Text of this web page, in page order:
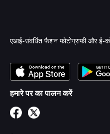
एआई-संवर्धित फैशन फोटोग्राफी और ई-
हमारे पर का पालन करें